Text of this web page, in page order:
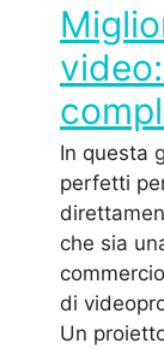
In questa
perfetti
che sia
di
Un